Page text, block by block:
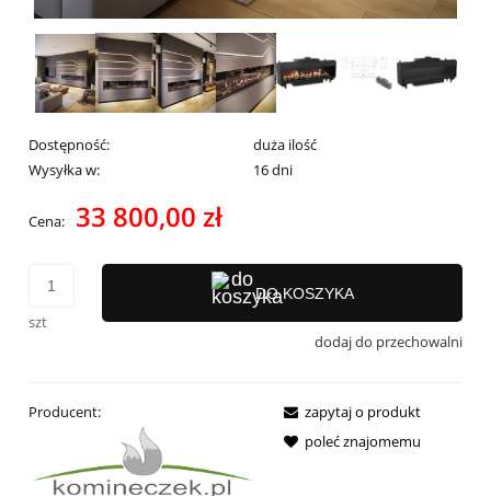
Dostępność:
duża ilość
Wysyłka w:
16 dni
Cena: 33 800,00 zł
szt
DO KOSZYKA
dodaj do przechowalni
Producent:
zapytaj o produkt
poleć znajomemu